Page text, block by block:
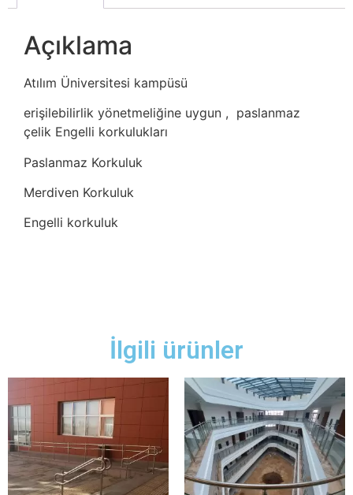
Açıklama
Atılım Üniversitesi kampüsü
erişilebilirlik yönetmeliğine uygun , paslanmaz
çelik Engelli korkulukları
Paslanmaz Korkuluk
Merdiven Korkuluk
Engelli korkuluk
İlgili ürünler